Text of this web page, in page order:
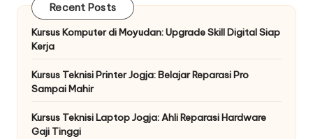
Recent Posts
Kursus Komputer di Moyudan: Upgrade Skill Digital Siap
Kerja
Kursus Teknisi Printer Jogja: Belajar Reparasi Pro
Sampai Mahir
Kursus Teknisi Laptop Jogja: Ahli Reparasi Hardware
Gaji Tinggi